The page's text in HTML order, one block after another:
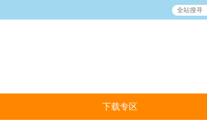
下载专区